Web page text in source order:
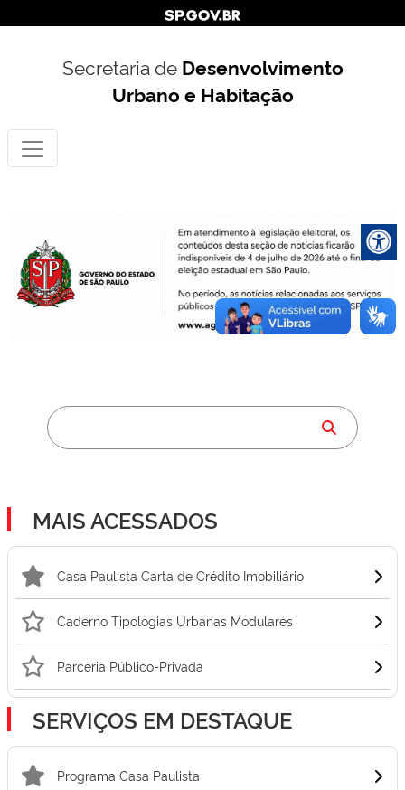
Secretaria de Desenvolvimento
Urbano e Habitação
MAIS ACESSADOS
Casa Paulista Carta de Crédito Imobiliário
Caderno Tipologias Urbanas Modulares
Parceria Público-Privada
SERVIÇOS EM DESTAQUE
Programa Casa Paulista